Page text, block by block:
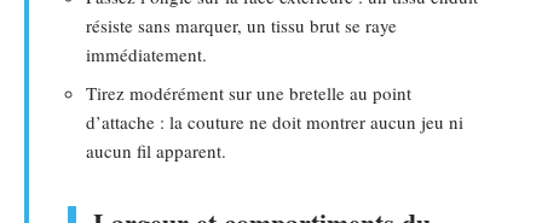
résiste sans marquer, un tissu brut se raye
immédiatement.
Tirez modérément sur une bretelle au point
d’attache : la couture ne doit montrer aucun jeu ni
aucun fil apparent.